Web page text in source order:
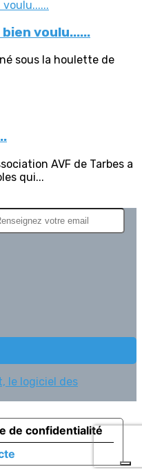
voulu......
sous la houlette de
AVF de Tarbes a
qui...
le logiciel des
de confidentialité